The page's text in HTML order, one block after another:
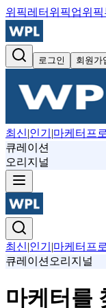
위픽레터 위픽업위픽
로그인 회원가
최신|인기 |마케터프
큐레이션
오리지널
최신|인기 |마케터프
큐레이션 오리지널
마케터를